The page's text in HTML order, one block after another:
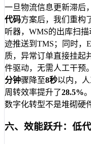
一旦物流信息更新滞后
代码方案后，我们重构
听器，WMS的出库扫
迹推送到TMS；同时，
质，异常订单直接挂起
件驱动，无需人工干预
分钟骤降至8秒以内，
周转效率提升了28.5%
数字化转型不是堆砌硬
六、效能跃升：低